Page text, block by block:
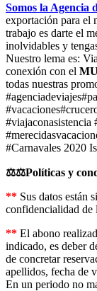
Somos la Agencia
exportación para el
trabajo es darte el
inolvidables y
Nuestro lema es:
conexión con el
todas nuestras
#viajaconasistencia
#Carnavales 2020
⚖️⚖️Políticas y
** Sus datos están
confidencialidad de
** El abono
indicado, es deber
de concretar
apellidos, fecha de
En un periodo no